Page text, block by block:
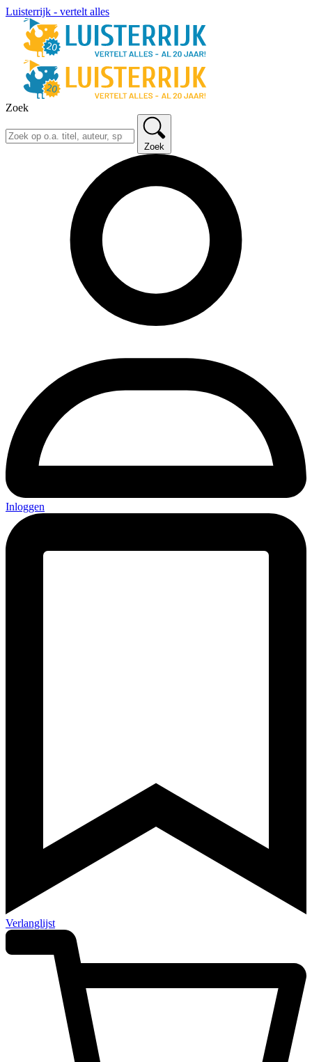
Luisterrijk - vertelt alles
Zoek
Zoek
Inloggen
Verlanglijst